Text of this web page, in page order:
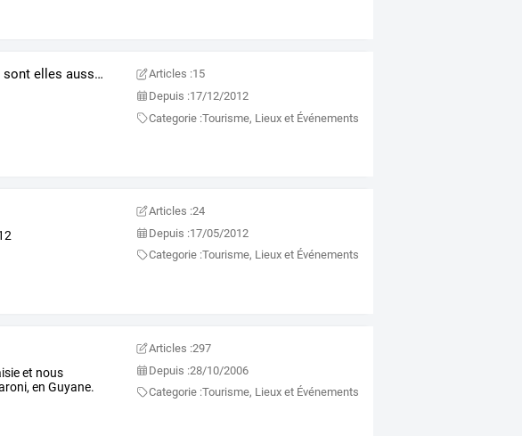
Les découverte d'aujourd'hui sont elles aussi importante que celle d'hier? Articles :15
Depuis :17/12/2012
Categorie :Tourisme, Lieux et Événements
Articles :24
Depuis :17/05/2012
Categorie :Tourisme, Lieux et Événements
et nous
en Guyane.
Articles :297
Depuis :28/10/2006
Categorie :Tourisme, Lieux et Événements